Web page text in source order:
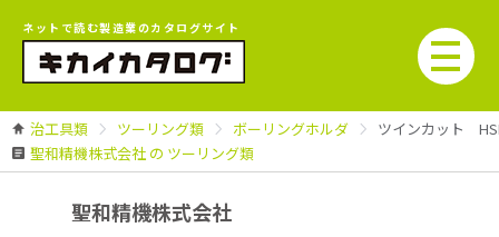
ネットで読む製造業のカタログサイト
治工具類 ツーリング類 ボーリングホルダ
ツインカット
聖和精機株式会社 の ツーリング類
聖和精機株式会社